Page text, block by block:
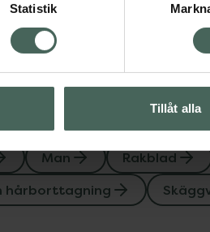
Statistik
Tillåt alla
kr
Man Rakblad
hårborttagning